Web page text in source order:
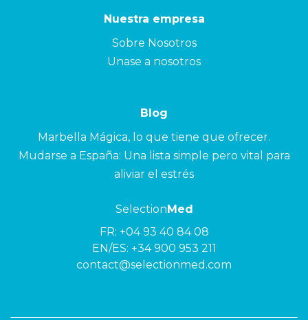
Nuestra empresa
Sobre Nosotros
Unase a nosotros
Blog
Marbella Mágica, lo que tiene que ofrecer.
Mudarse a España: Una lista simple pero vital para
aliviar el estrés
SelectionMed
FR: +04 93 40 84 08
EN/ES: +34 900 953 211
contact@selectionmed.com